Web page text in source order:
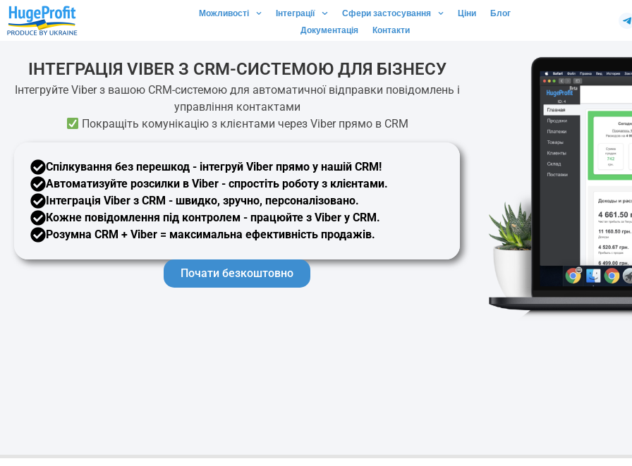
Можливості Інтеграції Сфери застосування Ціни
Блог
Документація
Контакти
ІНТЕГРАЦІЯ VIBER З CRM-СИСТЕМОЮ ДЛЯ БІЗНЕСУ
Інтегруйте Viber з вашою CRM-системою для автоматичної відправки повідомлень і
управління контактами
Покращіть комунікацію з клієнтами через Viber прямо в CRM
Спілкування без перешкод - інтегруй Viber прямо у нашій CRM!
Автоматизуйте розсилки в Viber - спростіть роботу з клієнтами.
Інтеграція Viber з CRM - швидко, зручно, персоналізовано.
Кожне повідомлення під контролем - працюйте з Viber у CRM .
Розумна CRM + Viber = максимальна ефективність продажів.
Почати безкоштовно